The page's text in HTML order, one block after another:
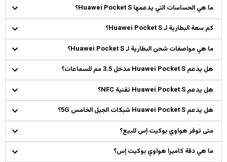
ما هي الحساسات التي يدعمها Huawei Pocket S؟
كم سعة البطارية لـ Huawei Pocket S؟
ما هي مواصفات شحن البطارية لـ Huawei Pocket S؟
هل يدعم Huawei Pocket S مدخل 3.5 مم للسماعات؟
هل يدعم Huawei Pocket S تقنية NFC؟
هل يدعم Huawei Pocket S شبكات الجيل الخامس 5G؟
متى توفر هواوي بوكيت إس للبيع؟
ما هي دقة كاميرا هواوي بوكيت إس؟